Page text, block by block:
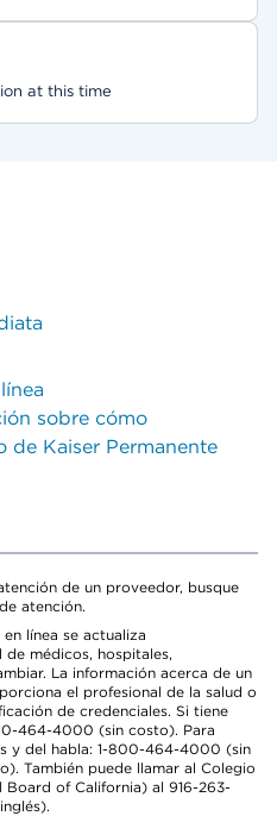
at this time
sobre cómo
de Kaiser Permanente
de un proveedor, busque
atención.
línea se actualiza
médicos, hospitales,
La información acerca de un
el profesional de la salud o
de credenciales. Si tiene
464-4000 (sin costo). Para
y del habla: 1-800-464-4000 (sin
También puede llamar al Colegio
Board of California) al 916-263-